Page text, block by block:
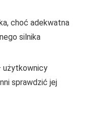
choć adekwatna
silnika
użytkownicy
sprawdzić jej